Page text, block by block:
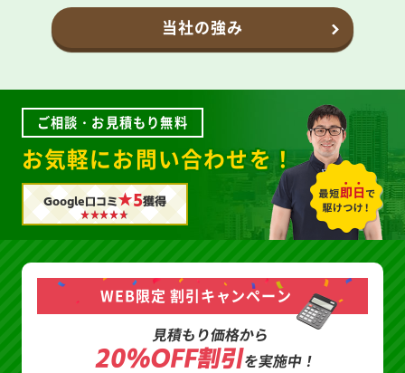
当社の強み
ご相談・お見積もり無料
お気軽にお問い合わせを！
Google口コミ★5獲得
WEB限定 割引キャンペーン
見積もり価格から
20%OFF割引を実施中！